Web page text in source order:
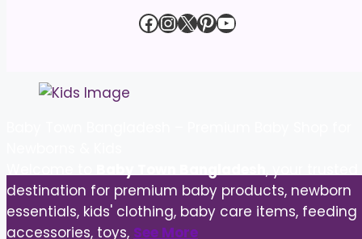
Facebook
Instagram
X Pinterest
YouTube
destination for premium baby products, newborn
essentials, kids' clothing, baby care items, feeding
accessories, toys, See More